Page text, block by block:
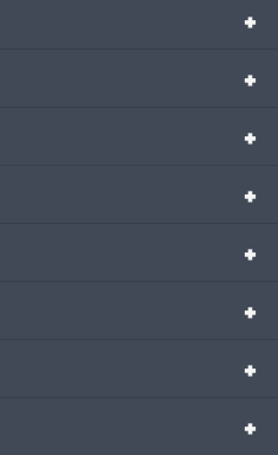
+
+
+
+
+
+
+
+